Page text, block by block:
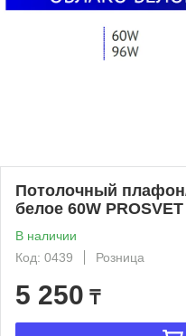
Потолочный
белое 60W PROSVET
В наличии
Код: 0439
Розница
5 250 ₸